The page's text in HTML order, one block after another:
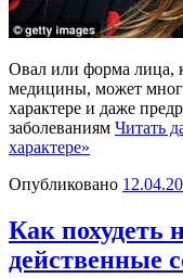
Овал или форма лица,
медицины, может
характере и даже
заболеваниям Читать
характере»
Опубликовано
Как похудеть
действенные